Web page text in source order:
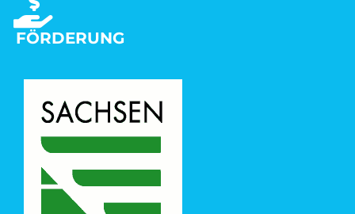
FÖRDERUNG